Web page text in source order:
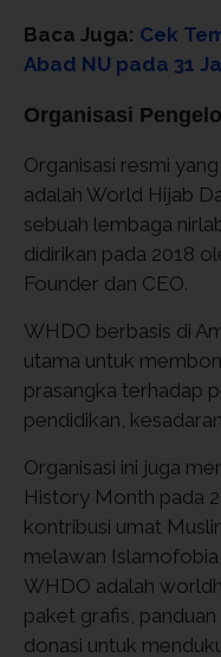
Baca Juga: Cek
Abad NU pada 31
Organisasi
Organisasi resmi
adalah World Hijab
sebuah lembaga
didirikan pada 2018
Founder dan CEO.
WHDO berbasis di
utama untuk
prasangka terhadap
pendidikan,
Organisasi ini juga
History Month pada
kontribusi umat
melawan
WHDO adalah
paket grafis,
donasi untuk